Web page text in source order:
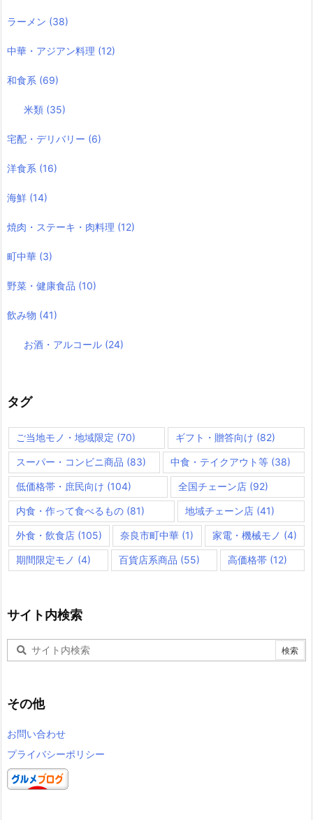
ラーメン (38)
中華・アジアン料理 (12)
和食系 (69)
米類 (35)
宅配・デリバリー (6)
洋食系 (16)
海鮮 (14)
焼肉・ステーキ・肉料理 (12)
町中華 (3)
野菜・健康食品 (10)
飲み物 (41)
お酒・アルコール (24)
タグ
ご当地モノ・地域限定 (70) ギフト・贈答向け (82)
スーパー・コンビニ商品 (83) 中食・テイクアウト等 (38)
低価格帯・庶民向け (104) 全国チェーン店 (92)
内食・作って食べるもの (81) 地域チェーン店 (41)
外食・飲食店 (105) 奈良市町中華 (1) 家電・機械モノ (4)
期間限定モノ (4) 百貨店系商品 (55) 高価格帯 (12)
サイト内検索
その他
お問い合わせ
プライバシーポリシー